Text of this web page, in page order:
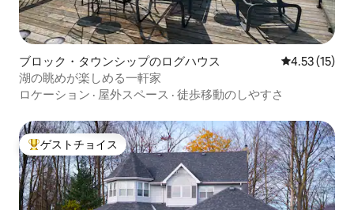
ブロック・タウンシップのログハウス レビュー15
4.53 (15)
湖の眺めが楽しめる一軒家
ロケーション · 屋外スペース · 徒歩移動のしやすさ
大好評のゲストチョイスです。
ゲストチョイス